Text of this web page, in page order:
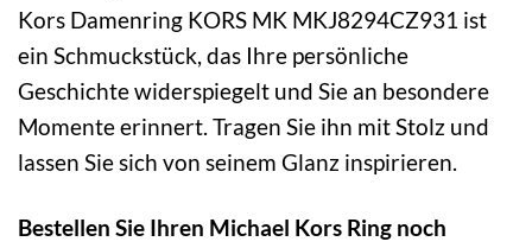
Kors Damenring KORS MK MKJ8294CZ931 ist
ein Schmuckstück, das Ihre persönliche
Geschichte widerspiegelt und Sie an besondere
Momente erinnert. Tragen Sie ihn mit Stolz und
lassen Sie sich von seinem Glanz inspirieren.
Bestellen Sie Ihren Michael Kors Ring noch